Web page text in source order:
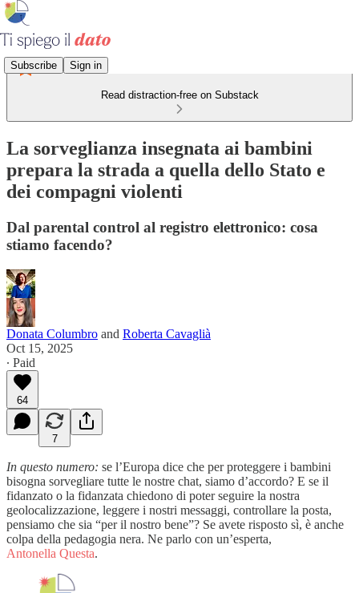
Subscribe Sign in
Read distraction-free on Substack
La sorveglianza insegnata ai bambini
prepara la strada a quella dello Stato e
dei compagni violenti
Dal parental control al registro elettronico: cosa
stiamo facendo?
Donata Columbro and Roberta Cavaglià
Oct 15, 2025
∙ Paid
64
7
In questo numero: se l’Europa dice che per proteggere i bambini
bisogna sorvegliare tutte le nostre chat, siamo d’accordo? E se il
fidanzato o la fidanzata chiedono di poter seguire la nostra
geolocalizzazione, leggere i nostri messaggi, controllare la posta,
pensiamo che sia “per il nostro bene”? Se avete risposto sì, è anche
colpa della pedagogia nera. Ne parlo con un’esperta,
Antonella Questa.